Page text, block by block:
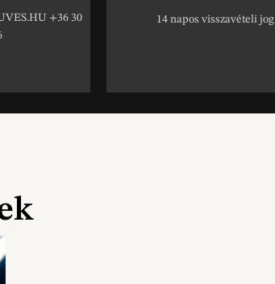
+36 30
14 napos visszavételi jog